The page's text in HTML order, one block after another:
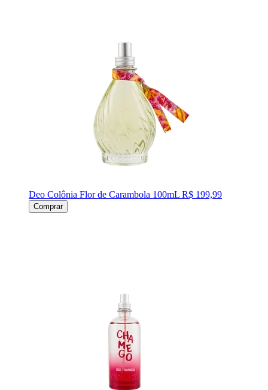
Deo Colônia Flor de Carambola 100mL R$ 199,99
Comprar